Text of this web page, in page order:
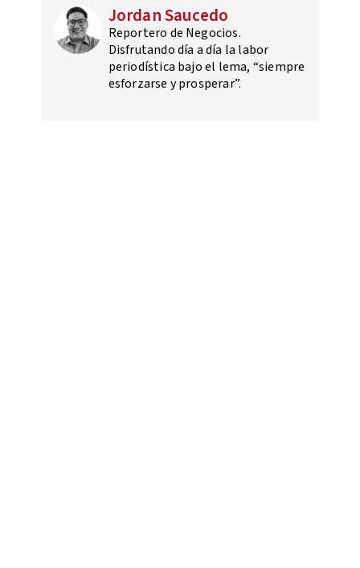
Jordan Saucedo
Reportero de Negocios.
Disfrutando día a día la labor
periodística bajo el lema, “siempre
esforzarse y prosperar”.